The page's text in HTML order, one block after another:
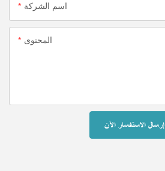
اسم الشركة
المحتوى
إرسال الاستفسار الآن